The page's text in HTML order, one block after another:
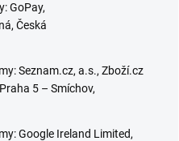
GoPay,
Česká
Seznam.cz, a.s., Zboží.cz
5 – Smíchov,
Google Ireland Limited,